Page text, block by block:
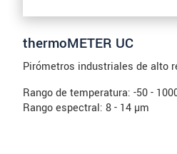
thermoMETER UC
Pirómetros industriales de alto
Rango de temperatura: -50 -
Rango espectral: 8 - 14 µm